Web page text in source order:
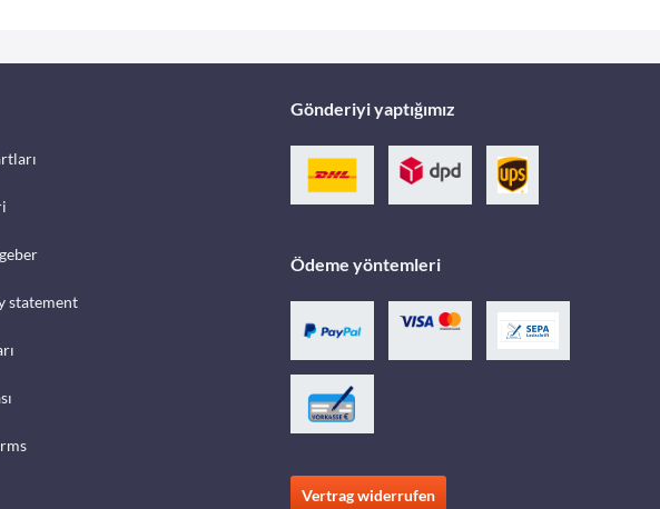
statement
Gönderiyi yaptığımız
Ödeme yöntemleri
Vertrag widerrufen